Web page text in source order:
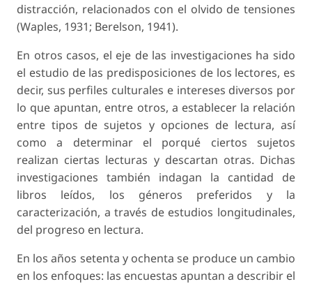
distracción, relacionados con el olvido de tensiones
(Waples, 1931; Berelson, 1941).
En otros casos, el eje de las investigaciones ha sido
el estudio de las predisposiciones de los lectores, es
decir, sus perfiles culturales e intereses diversos por
lo que apuntan, entre otros, a establecer la relación
entre tipos de sujetos y opciones de lectura, así
como a determinar el porqué ciertos sujetos
realizan ciertas lecturas y descartan otras. Dichas
investigaciones también indagan la cantidad de
libros leídos, los géneros preferidos y la
caracterización, a través de estudios longitudinales,
del progreso en lectura.
En los años setenta y ochenta se produce un cambio
en los enfoques: las encuestas apuntan a describir el